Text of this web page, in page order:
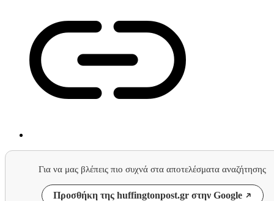
Για να μας βλέπεις πιο συχνά στα αποτελέσματα αναζήτησης
Προσθήκη της huffingtonpost.gr στην Google